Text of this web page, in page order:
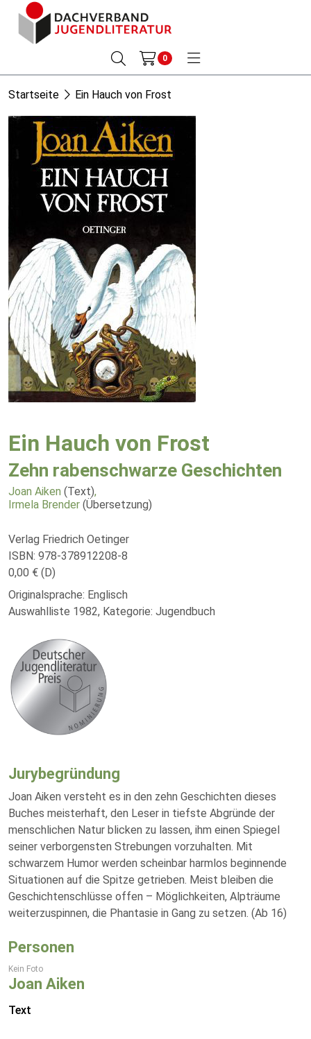
0
Startseite Ein Hauch von Frost
Ein Hauch von Frost
Zehn rabenschwarze Geschichten
Joan Aiken (Text),
Irmela Brender (Übersetzung)
Verlag Friedrich Oetinger
ISBN: 978-378912208-8
0,00 € (D)
Originalsprache: Englisch
Auswahlliste 1982, Kategorie: Jugendbuch
Jurybegründung
Joan Aiken versteht es in den zehn Geschichten dieses
Buches meisterhaft, den Leser in tiefste Abgründe der
menschlichen Natur blicken zu lassen, ihm einen Spiegel
seiner verborgensten Strebungen vorzuhalten. Mit
schwarzem Humor werden scheinbar harmlos beginnende
Situationen auf die Spitze getrieben. Meist bleiben die
Geschichtenschlüsse offen – Möglichkeiten, Alpträume
weiterzuspinnen, die Phantasie in Gang zu setzen. (Ab 16)
Personen
Kein Foto
Joan Aiken
Text